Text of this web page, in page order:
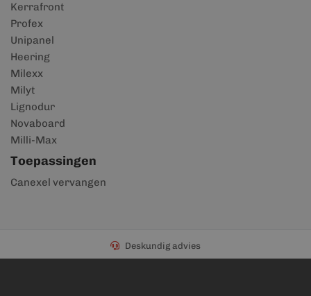
Kerrafront
Profex
Unipanel
Heering
Milexx
Milyt
Lignodur
Novaboard
Milli-Max
Toepassingen
Canexel vervangen
Deskundig advies